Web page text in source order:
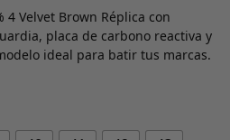
4 Velvet Brown Réplica con
placa de carbono reactiva y
ideal para batir tus marcas.